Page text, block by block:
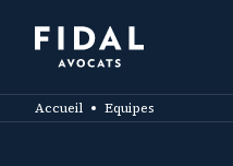
contenu
principal
Accueil Equipes